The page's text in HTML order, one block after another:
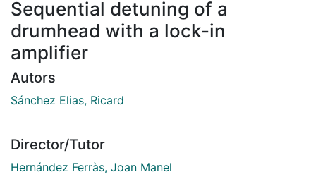
Sequential detuning of a
drumhead with a lock-in
amplifier
Autors
Sánchez Elias, Ricard
Director/Tutor
Hernández Ferràs, Joan Manel